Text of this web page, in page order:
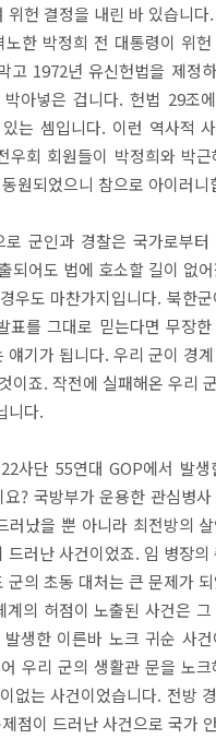
위헌 결정을 내린 바 있습니다
한 박정희 전 대통령이 위
고 1972년 유신헌법을 제정
아넣은 겁니다. 헌법 29조
는 셈입니다. 이런 역사적
우회 회원들이 박정희와 박
원되었으니 참으로 아이러니
로 군인과 경찰은 국가로부
되어도 법에 호소할 길이 없
우도 마찬가지입니다. 북한
표를 그대로 믿는다면 무장
얘기가 됩니다. 우리 군이 경
이죠. 작전에 실패해온 우리
니다.
사단 55연대 GOP에서 발
? 국방부가 운용한 관심병
러났을 뿐 아니라 최전방의
드러난 사건이었죠. 임 병장의
군의 초동 대처는 큰 문제가
의 허점이 노출된 사건은
생한 이른바 노크 귀순 사
우리 군의 생활관 문을 노크
없는 사건이었습니다. 전방
점이 드러난 사건으로 국가